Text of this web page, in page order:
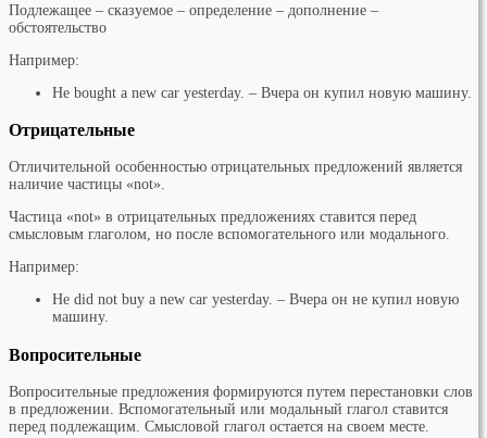
Подлежащее – сказуемое – определение – дополнение –
обстоятельство
Например:
He bought a new car yesterday. – Вчера он купил новую машину.
Отрицательные
Отличительной особенностью отрицательных предложений является
наличие частицы «not».
Частица «not» в отрицательных предложениях ставится перед
смысловым глаголом, но после вспомогательного или модального.
Например:
He did not buy a new car yesterday. – Вчера он не купил новую
машину.
Вопросительные
Вопросительные предложения формируются путем перестановки слов
в предложении. Вспомогательный или модальный глагол ставится
перед подлежащим. Смысловой глагол остается на своем месте.